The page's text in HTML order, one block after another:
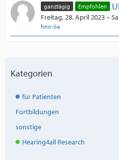
ganztägig Empfohlen
Freitag, 28. April 2023 –
hno-öa
Kategorien
für Patienten
Fortbildungen
sonstige
Hearing4all Research